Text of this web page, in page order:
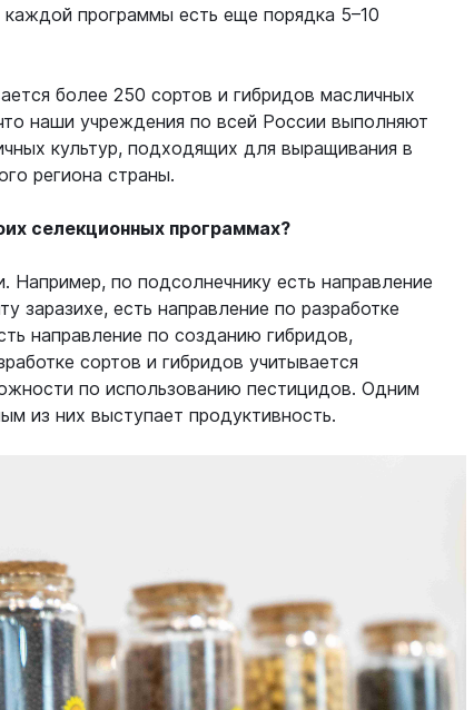
программы есть еще порядка 5–10
более 250 сортов и гибридов масличных
наши учреждения по всей России выполняют
культур, подходящих для выращивания в
региона страны.
селекционных программах?
по подсолнечнику есть направление
заразихе, есть направление по разработке
направление по созданию гибридов,
сортов и гибридов учитывается
по использованию пестицидов. Одним
из них выступает продуктивность.